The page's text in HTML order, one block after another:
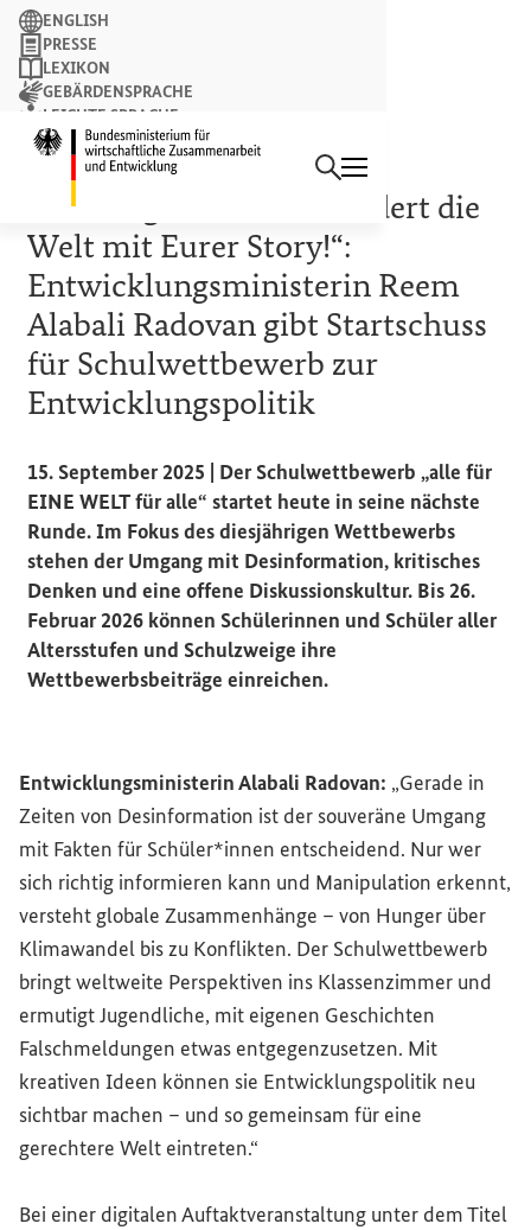
Suchbegriff
Suchen
ENGLISH
PRESSE
LEXIKON
GEBÄRDENSPRACHE
LEICHTE SPRACHE
NEWSLETTER
PRESSEMITTEILUNG
„Fakten gecheckt? Verändert die
Welt mit Eurer Story!“:
Entwicklungsministerin Reem
Alabali Radovan gibt Startschuss
für Schulwettbewerb zur
Entwicklungspolitik
15. September 2025 | Der Schulwettbewerb „alle für
EINE WELT für alle“ startet heute in seine nächste
Runde. Im Fokus des diesjährigen Wettbewerbs
stehen der Umgang mit Desinformation, kritisches
Denken und eine offene Diskussionskultur. Bis 26.
Februar 2026 können Schülerinnen und Schüler aller
Altersstufen und Schulzweige ihre
Wettbewerbsbeiträge einreichen.
Entwicklungsministerin Alabali Radovan: „Gerade in
Zeiten von Desinformation ist der souveräne Umgang
mit Fakten für Schüler*innen entscheidend. Nur wer
sich richtig informieren kann und Manipulation erkennt,
versteht globale Zusammenhänge – von Hunger über
Klimawandel bis zu Konflikten. Der Schulwettbewerb
bringt weltweite Perspektiven ins Klassenzimmer und
ermutigt Jugendliche, mit eigenen Geschichten
Falschmeldungen etwas entgegenzusetzen. Mit
kreativen Ideen können sie Entwicklungspolitik neu
sichtbar machen – und so gemeinsam für eine
gerechtere Welt eintreten.“
Bei einer digitalen Auftaktveranstaltung unter dem Titel